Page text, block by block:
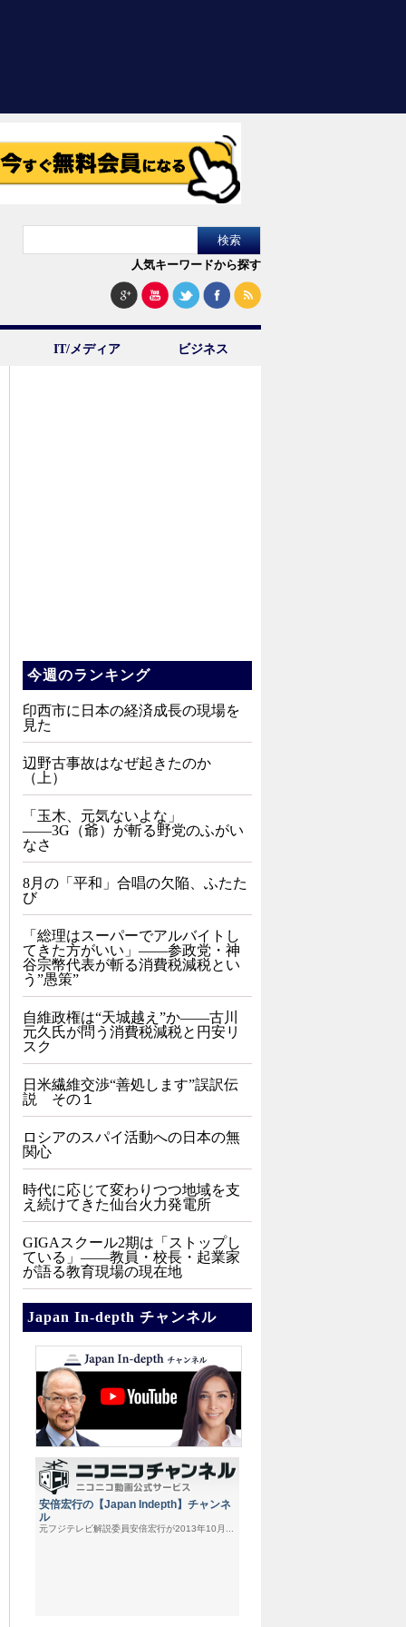
人気キーワードから探す
IT/メディア ビジネス
今週のランキング
印西市に日本の経済成長の現場を
見た
辺野古事故はなぜ起きたのか
（上）
「玉木、元気ないよな」
――3G（爺）が斬る野党のふがい
なさ
8月の「平和」合唱の欠陥、ふたた
び
「総理はスーパーでアルバイトし
てきた方がいい」――参政党・神
谷宗幣代表が斬る消費税減税とい
う”愚策”
自維政権は“天城越え”か――古川
元久氏が問う消費税減税と円安リ
スク
日米繊維交渉“善処します”誤訳伝
説 その１
ロシアのスパイ活動への日本の無
関心
時代に応じて変わりつつ地域を支
え続けてきた仙台火力発電所
GIGAスクール2期は「ストップし
ている」——教員・校長・起業家
が語る教育現場の現在地
Japan In-depth チャンネル